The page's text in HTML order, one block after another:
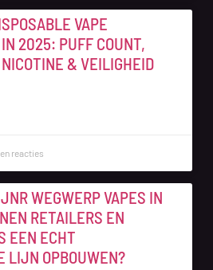
VAPE
2025: PUFF COUNT,
& VEILIGHEID
reacties
WEGWERP VAPES IN
RETAILERS EN
EEN ECHT
LIJN OPBOUWEN?